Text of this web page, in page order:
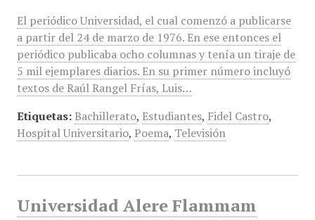
El periódico Universidad, el cual comenzó a publicarse
a partir del 24 de marzo de 1976. En ese entonces el
periódico publicaba ocho columnas y tenía un tiraje de
5 mil ejemplares diarios. En su primer número incluyó
textos de Raúl Rangel Frías, Luis…
Etiquetas: Bachillerato, Estudiantes, Fidel Castro,
Hospital Universitario, Poema, Televisión
Universidad Alere Flammam